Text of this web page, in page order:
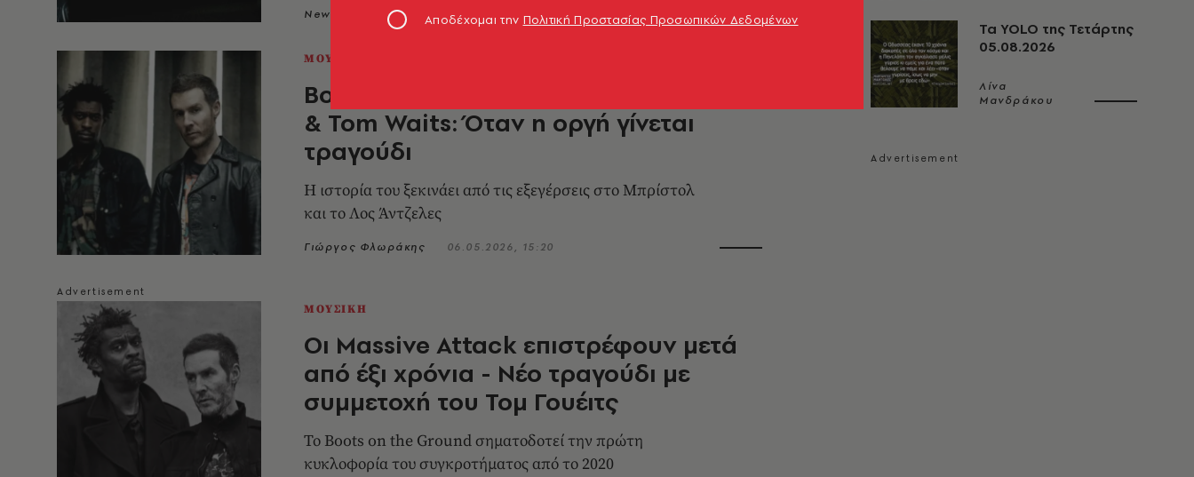
Newsroom 31.07.2026, 22:18
ΜΟΥΣΙΚΗ
Boots On The Ground | Massive Attack
& Tom Waits: Όταν η οργή γίνεται
τραγούδι
Η ιστορία του ξεκινάει από τις εξεγέρσεις στο Μπρίστολ
και το Λος Άντζελες
Γιώργος Φλωράκης 06.05.2026, 15:20
ΜΟΥΣΙΚΗ
Οι Massive Attack επιστρέφουν μετά
από έξι χρόνια - Νέο τραγούδι με
συμμετοχή του Τομ Γουέιτς
Το Boots on the Ground σηματοδοτεί την πρώτη
κυκλοφορία του συγκροτήματος από το 2020
Τα YOLO της Τετάρτης
05.08.2026
Λίνα
Μανδράκου
Αποδέχομαι την Πολιτική Προστασίας Προσωπικών Δεδομένων